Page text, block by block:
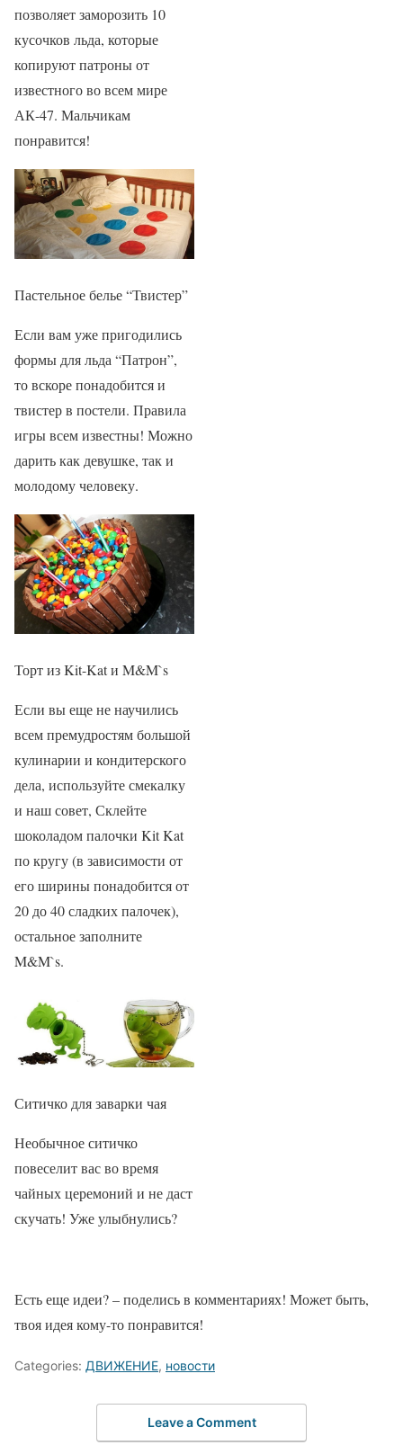
позволяет заморозить 10
кусочков льда, которые
копируют патроны от
известного во всем мире
АК-47. Мальчикам
понравится!
Пастельное белье “Твистер”
Если вам уже пригодились
формы для льда “Патрон”,
то вскоре понадобится и
твистер в постели. Правила
игры всем известны! Можно
дарить как девушке, так и
молодому человеку.
Торт из Kit-Kat и M&M`s
Если вы еще не научились
всем премудростям большой
кулинарии и кондитерского
дела, используйте смекалку
и наш совет, Склейте
шоколадом палочки Kit Kat
по кругу (в зависимости от
его ширины понадобится от
20 до 40 сладких палочек),
остальное заполните
M&M`s.
Ситичко для заварки чая
Необычное ситичко
повеселит вас во время
чайных церемоний и не даст
скучать! Уже улыбнулись?
Есть еще идеи? – поделись в комментариях! Может быть,
твоя идея кому-то понравится!
Categories: ДВИЖЕНИЕ, новости
Leave a Comment